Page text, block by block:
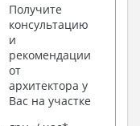
Получите
консультацию
и
рекомендации
от
архитектора у
Вас на участке